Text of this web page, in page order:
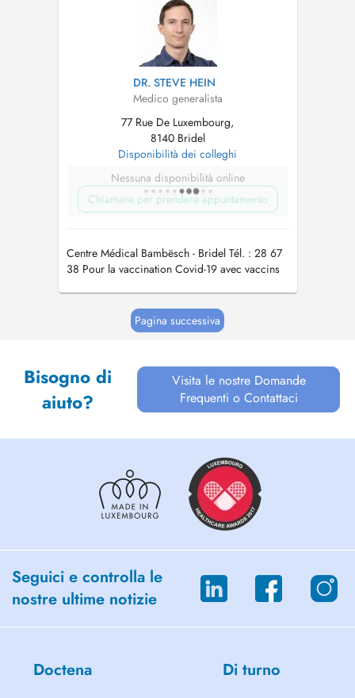
DR. STEVE HEIN
Medico generalista
77 Rue De Luxembourg,
8140 Bridel
Disponibilità dei colleghi
Nessuna disponibilità online
Chiamare per prendere appuntamento
Centre Médical Bambësch - Bridel Tél. : 28 67
38 Pour la vaccination Covid-19 avec vaccins
Pagina successiva
Bisogno di
aiuto?
Visita le nostre Domande
Frequenti o Contattaci
Seguici e controlla le
nostre ultime notizie
Doctena Di turno